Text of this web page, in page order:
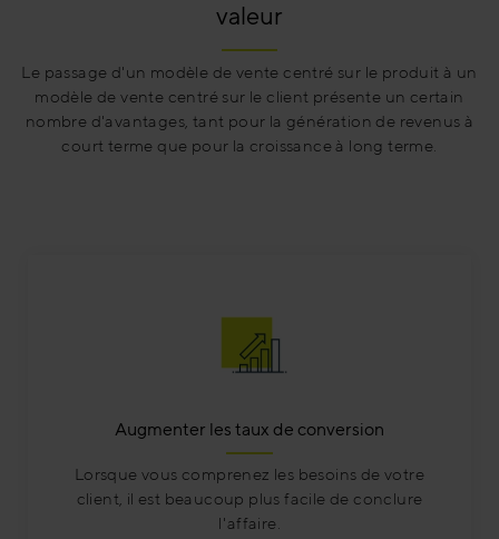
valeur
Le passage d'un modèle de vente centré sur le produit à un
modèle de vente centré sur le client présente un certain
nombre d'avantages, tant pour la génération de revenus à
court terme que pour la croissance à long terme.
Augmenter les taux de conversion
Lorsque vous comprenez les besoins de votre
client, il est beaucoup plus facile de conclure
l'affaire.